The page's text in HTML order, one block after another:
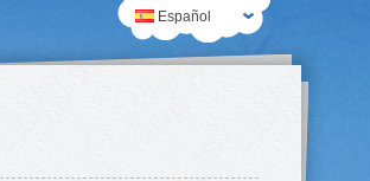
Español